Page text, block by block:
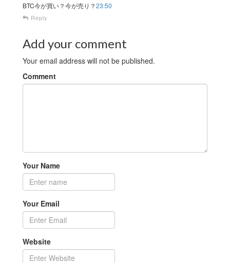
BTC今が買い？今が売り？23:50
Reply
Add your comment
Your email address will not be published.
Comment
Your Name
Your Email
Website